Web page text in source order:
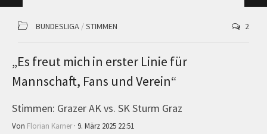
BUNDESLIGA /STIMMEN 2
„Es freut mich in erster Linie für
Mannschaft, Fans und Verein“
Stimmen: Grazer AK vs. SK Sturm Graz
Von Florian Karner· 9. März 2025 22:51